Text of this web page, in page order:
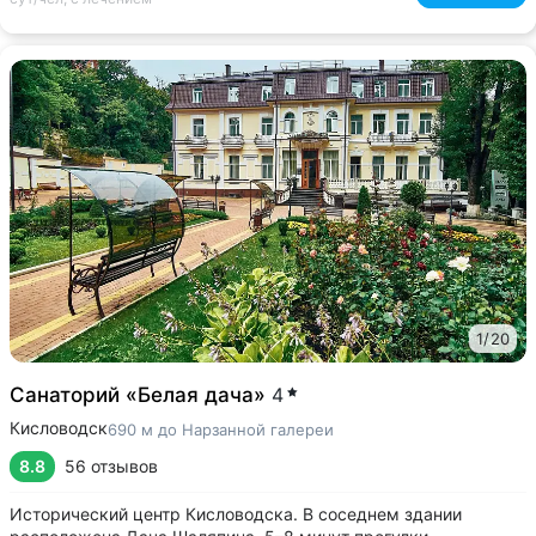
1/20
Санаторий «Белая дача» 4
Кисловодск690 м до Нарзанной галереи
8.8 56 отзывов
Исторический центр Кисловодска. В соседнем здании